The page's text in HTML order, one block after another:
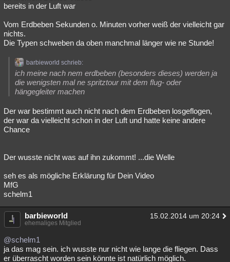
bereits in der Luft war
Vom Erdbeben Sekunden o. Minuten vorher weiß der vielleicht gar
nichts.
Die Typen schweben da oben manchmal länger wie ne Stunde!
barbieworld schrieb:
ich meine nach nem erdbeben (besonders dieses) werden ja
die wenigsten mal ne spritztour mit dem flug- oder
hängegleiter machen
Der war bestimmt auch nicht nach dem Erdbeben losgeflogen,
der war da vielleicht schon in der Luft und hatte keine andere
Chance
Der wusste nicht was auf ihn zukommt! ...die Welle
seh es als mögliche Erklärung für Dein Video
MfG
schelm1
barbieworld 15.02.2014 um 20:24
ehemaliges Mitglied
@schelm1
ja das mag sein. ich wusste nur nicht wie lange die fliegen. Dass
er überrascht worden sein könnte ist natürlich möglich.